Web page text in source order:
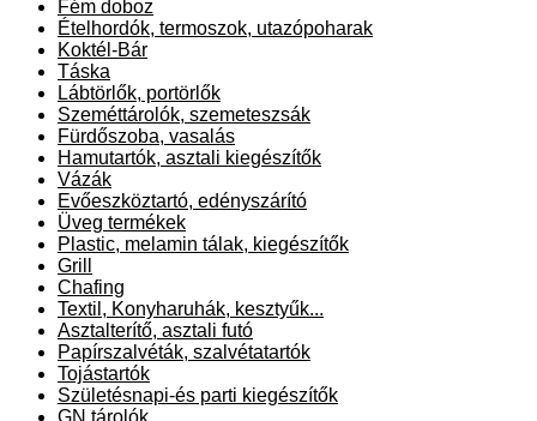
Fém doboz
Ételhordók, termoszok, utazópoharak
Koktél-Bár
Táska
Lábtörlők, portörlők
Szeméttárolók, szemeteszsák
Fürdőszoba, vasalás
Hamutartók, asztali kiegészítők
Vázák
Evőeszköztartó, edényszárító
Üveg termékek
Plastic, melamin tálak, kiegészítők
Grill
Chafing
Textil, Konyharuhák, kesztyűk...
Asztalterítő, asztali futó
Papírszalvéták, szalvétatartók
Tojástartók
Születésnapi-és parti kiegészítők